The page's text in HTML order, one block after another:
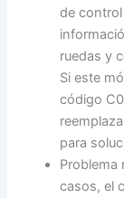
de
ruedas y
Si este
código
para
Problema
casos, el